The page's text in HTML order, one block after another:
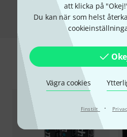
att klicka på
Du kan när som helst
Vägra cookies
Finstilt ·
Tillbehör &